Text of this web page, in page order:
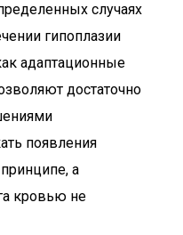
случаях
гипоплазии
адаптационные
достаточно
появления
а
кровью не